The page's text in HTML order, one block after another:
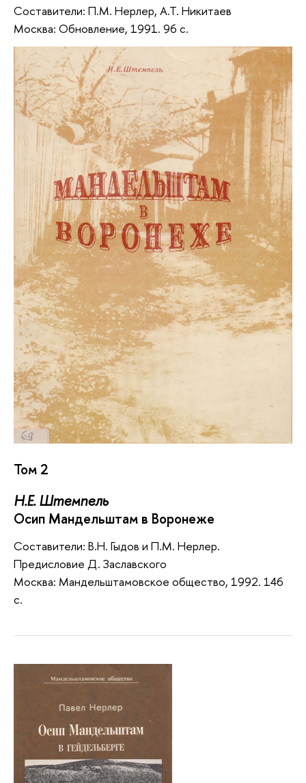
Составители: П.М. Нерлер, А.Т. Никитаев
Москва: Обновление, 1991. 96 с.
Том 2
Н.Е. Штемпель
Осип Мандельштам в Воронеже
Составители: В.Н. Гыдов и П.М. Нерлер.
Предисловие Д. Заславского
Москва: Мандельштамовское общество, 1992. 146
с.